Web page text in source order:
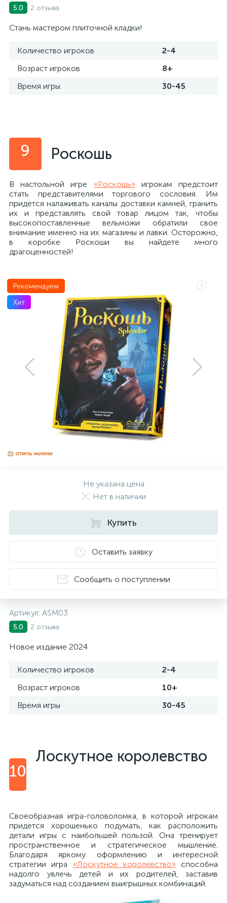
5.0 2 отзыва
Стань мастером плиточной кладки!
Количество игроков
2-4
Возраст игроков
8+
Время игры
30-45
9 Роскошь
В настольной игре «Роскошь»игрокам предстоит
стать представителями торгового сословия. Им
придется налаживать каналы доставки камней, гранить
их и представлять свой товар лицом так, чтобы
высокопоставленные вельможи обратили свое
внимание именно на их магазины и лавки. Осторожно,
в коробке Роскоши вы найдете много
драгоценностей!
Рекомендуем
Хит
Не указана цена
Нет в наличии
Купить
Оставить заявку
Сообщить о поступлении
Артикул: ASM03
5.0 2 отзыва
Новое издание 2024
Количество игроков
2-4
Возраст игроков
10+
Время игры
30-45
10
Лоскутное королевство
Своеобразная игра-головоломка, в которой игрокам
придется хорошенько подумать, как расположить
детали игры с наибольшей пользой. Она тренирует
пространственное и стратегическое мышление.
Благодаря яркому оформлению и интересной
стратегии игра «Лоскутное королевство»способна
надолго увлечь детей и их родителей, заставив
задуматься над созданием выигрышных комбинаций.